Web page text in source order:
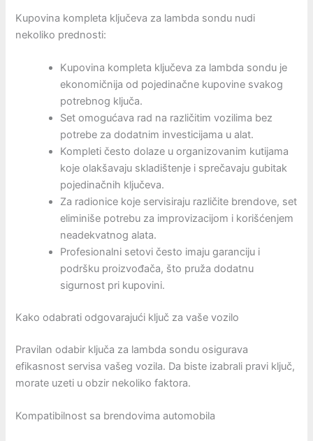
Kupovina kompleta ključeva za lambda sondu nudi
nekoliko prednosti:
Kupovina kompleta ključeva za lambda sondu je
ekonomičnija od pojedinačne kupovine svakog
potrebnog ključa.
Set omogućava rad na različitim vozilima bez
potrebe za dodatnim investicijama u alat.
Kompleti često dolaze u organizovanim kutijama
koje olakšavaju skladištenje i sprečavaju gubitak
pojedinačnih ključeva.
Za radionice koje servisiraju različite brendove, set
eliminiše potrebu za improvizacijom i korišćenjem
neadekvatnog alata.
Profesionalni setovi često imaju garanciju i
podršku proizvođača, što pruža dodatnu
sigurnost pri kupovini.
Kako odabrati odgovarajući ključ za vaše vozilo
Pravilan odabir ključa za lambda sondu osigurava
efikasnost servisa vašeg vozila. Da biste izabrali pravi ključ,
morate uzeti u obzir nekoliko faktora.
Kompatibilnost sa brendovima automobila